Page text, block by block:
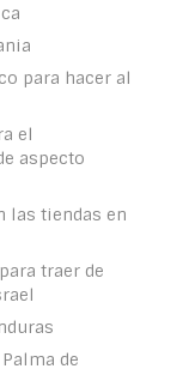
para hacer al
el
aspecto
las tiendas en
traer de
de